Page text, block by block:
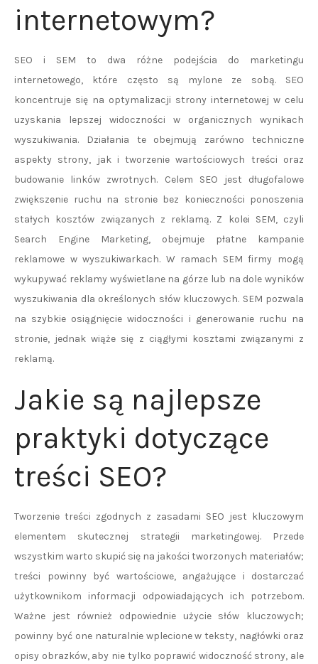
internetowym?
SEO i SEM to dwa różne podejścia do marketingu
internetowego, które często są mylone ze sobą. SEO
koncentruje się na optymalizacji strony internetowej w celu
uzyskania lepszej widoczności w organicznych wynikach
wyszukiwania. Działania te obejmują zarówno techniczne
aspekty strony, jak i tworzenie wartościowych treści oraz
budowanie linków zwrotnych. Celem SEO jest długofalowe
zwiększenie ruchu na stronie bez konieczności ponoszenia
stałych kosztów związanych z reklamą. Z kolei SEM, czyli
Search Engine Marketing, obejmuje płatne kampanie
reklamowe w wyszukiwarkach. W ramach SEM firmy mogą
wykupywać reklamy wyświetlane na górze lub na dole wyników
wyszukiwania dla określonych słów kluczowych. SEM pozwala
na szybkie osiągnięcie widoczności i generowanie ruchu na
stronie, jednak wiąże się z ciągłymi kosztami związanymi z
reklamą.
Jakie są najlepsze
praktyki dotyczące
treści SEO?
Tworzenie treści zgodnych z zasadami SEO jest kluczowym
elementem skutecznej strategii marketingowej. Przede
wszystkim warto skupić się na jakości tworzonych materiałów;
treści powinny być wartościowe, angażujące i dostarczać
użytkownikom informacji odpowiadających ich potrzebom.
Ważne jest również odpowiednie użycie słów kluczowych;
powinny być one naturalnie wplecione w teksty, nagłówki oraz
opisy obrazków, aby nie tylko poprawić widoczność strony, ale